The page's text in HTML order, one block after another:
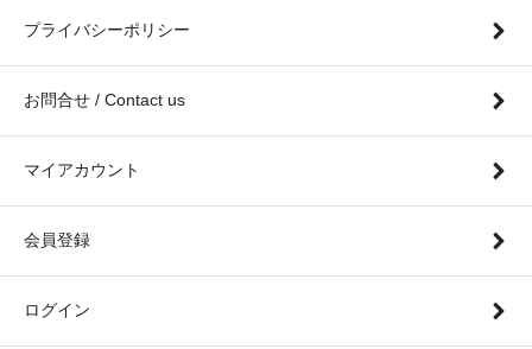
プライバシーポリシー
お問合せ / Contact us
マイアカウント
会員登録
ログイン